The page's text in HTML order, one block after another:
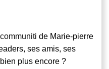
communiti de Marie-pierre
ses amis, ses
plus encore ?